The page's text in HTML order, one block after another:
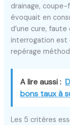
drainage,
évoquait en
d’une cure,
interrogation est
repérage
A lire aussi :
bons taux à
Les 5 critères